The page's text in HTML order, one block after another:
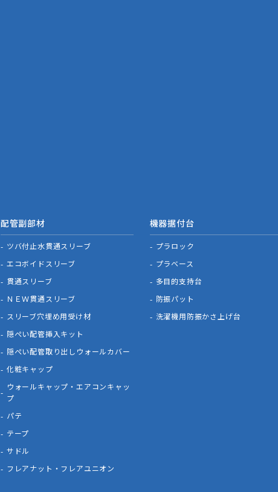
配管副部材
ツバ付止水貫通スリーブ
エコボイドスリーブ
貫通スリーブ
ＮＥＷ貫通スリーブ
スリーブ穴埋め用受け材
隠ぺい配管挿入キット
隠ぺい配管取り出しウォールカバー
化粧キャップ
ウォールキャップ・エアコンキャッ
プ
パテ
テープ
サドル
フレアナット・フレアユニオン
機器据付台
プラロック
プラベース
多目的支持台
防振パット
洗濯機用防振かさ上げ台